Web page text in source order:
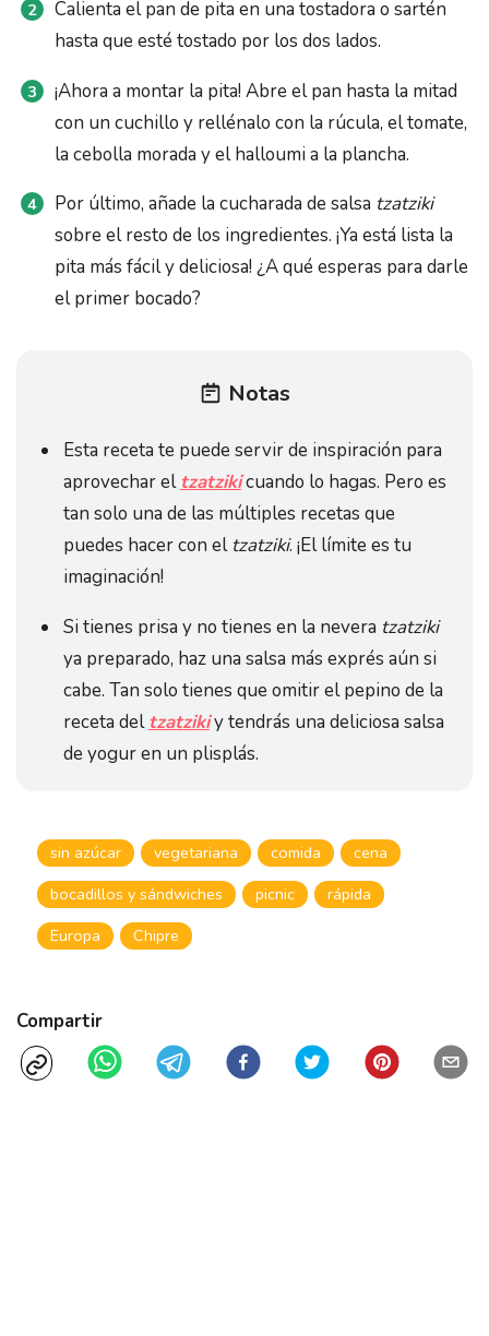
Calienta el pan de pita en una tostadora o sartén
hasta que esté tostado por los dos lados.
¡Ahora a montar la pita! Abre el pan hasta la mitad
con un cuchillo y rellénalo con la rúcula, el tomate,
la cebolla morada y el halloumi a la plancha.
Por último, añade la cucharada de salsa tzatziki
sobre el resto de los ingredientes. ¡Ya está lista la
pita más fácil y deliciosa! ¿A qué esperas para darle
el primer bocado?
Notas
Esta receta te puede servir de inspiración para
aprovechar eltzatzikicuando lo hagas. Pero es
tan solo una de las múltiples recetas que
puedes hacer con el tzatziki. ¡El límite es tu
imaginación!
Si tienes prisa y no tienes en la nevera tzatziki
ya preparado, haz una salsa más exprés aún si
cabe. Tan solo tienes que omitir el pepino de la
receta deltzatzikiy tendrás una deliciosa salsa
de yogur en un plisplás.
sin azúcar vegetariana comida
cena
bocadillos y sándwiches
picnic
rápida
Europa
Chipre
Compartir